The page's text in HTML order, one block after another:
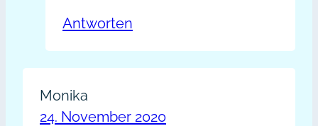
Antworten
Monika
24. November 2020